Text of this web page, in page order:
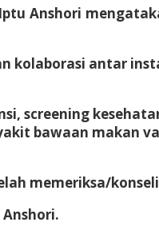
Anshori
kolaborasi antar
screening
bawaan makan
memeriksa/